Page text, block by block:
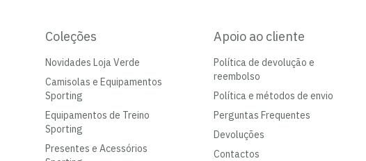
Coleções
Novidades Loja Verde
Camisolas e Equipamentos
Sporting
Equipamentos de Treino
Sporting
Presentes e Acessórios
Apoio ao cliente
Política de devolução e
reembolso
Política e métodos de envio
Perguntas Frequentes
Devoluções
Contactos